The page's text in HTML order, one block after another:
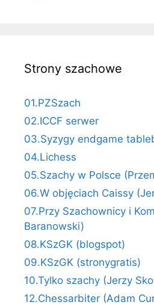
Strony szachowe
01.PZSzach
02.ICCF serwer
03.Syzygy endgame
04.Lichess
05.Szachy w Polsce
06.W objęciach Caissy
07.Przy Szachownicy i
Baranowski)
08.KSzGK (blogspot)
09.KSzGK (stronygratis)
10.Tylko szachy (Jerzy
12.Chessarbiter (Adam